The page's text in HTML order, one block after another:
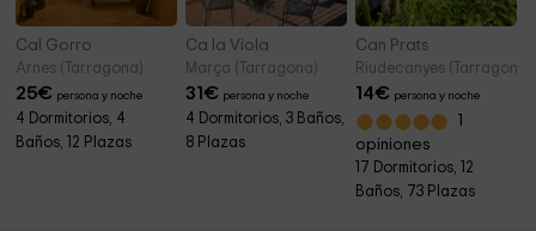
Cal Gorro
Arnes (Tarragona)
25€ persona y noche
4 Dormitorios, 4
Baños, 12 Plazas
Ca la Viola
Marça (Tarragona)
31€ persona y noche
4 Dormitorios, 3 Baños,
8 Plazas
Can Prats
Riudecanyes (Tarragona)
14€ persona y noche
opiniones
17 Dormitorios, 12
Baños, 73 Plazas